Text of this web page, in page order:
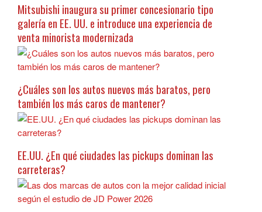
Mitsubishi inaugura su primer concesionario tipo
galería en EE. UU. e introduce una experiencia de
venta minorista modernizada
¿Cuáles son los autos nuevos más baratos, pero
también los más caros de mantener?
EE.UU. ¿En qué ciudades las pickups dominan las
carreteras?